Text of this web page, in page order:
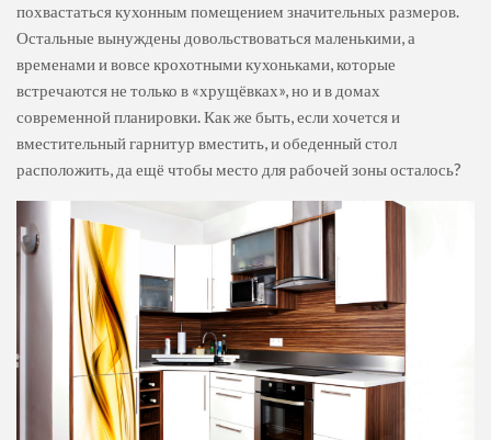
похвастаться кухонным помещением значительных размеров.
Остальные вынуждены довольствоваться маленькими, а
временами и вовсе крохотными кухоньками, которые
встречаются не только в «хрущёвках», но и в домах
современной планировки. Как же быть, если хочется и
вместительный гарнитур вместить, и обеденный стол
расположить, да ещё чтобы место для рабочей зоны осталось?